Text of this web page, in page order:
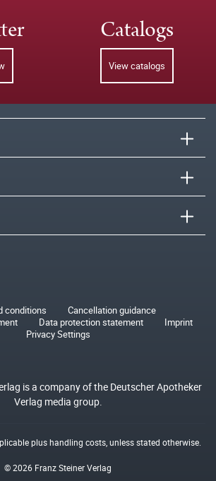
Catalogs
View catalogs
conditions
Cancellation guidance
Data protection statement
Imprint
Privacy Settings
is a company of the Deutscher Apotheker
Verlag media group.
plushandling costs, unless stated otherwise.
© 2026 Franz Steiner Verlag